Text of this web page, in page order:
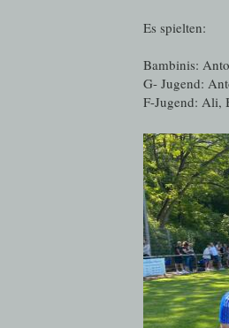
Es spielten:
Bambinis:
G- Jugend:
F-Jugend: Ali,